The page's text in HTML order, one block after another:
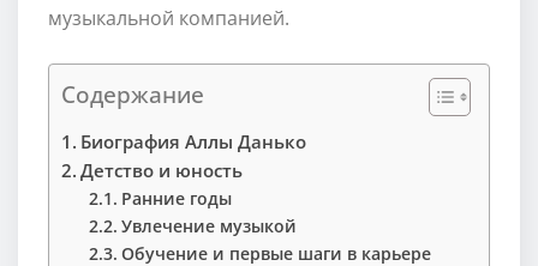
музыкальной компанией.
Содержание
Биография Аллы Данько
Детство и юность
Ранние годы
Увлечение музыкой
Обучение и первые шаги в карьере